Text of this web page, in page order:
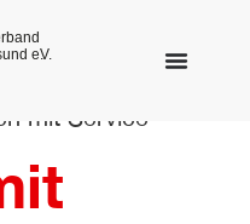
mit Service